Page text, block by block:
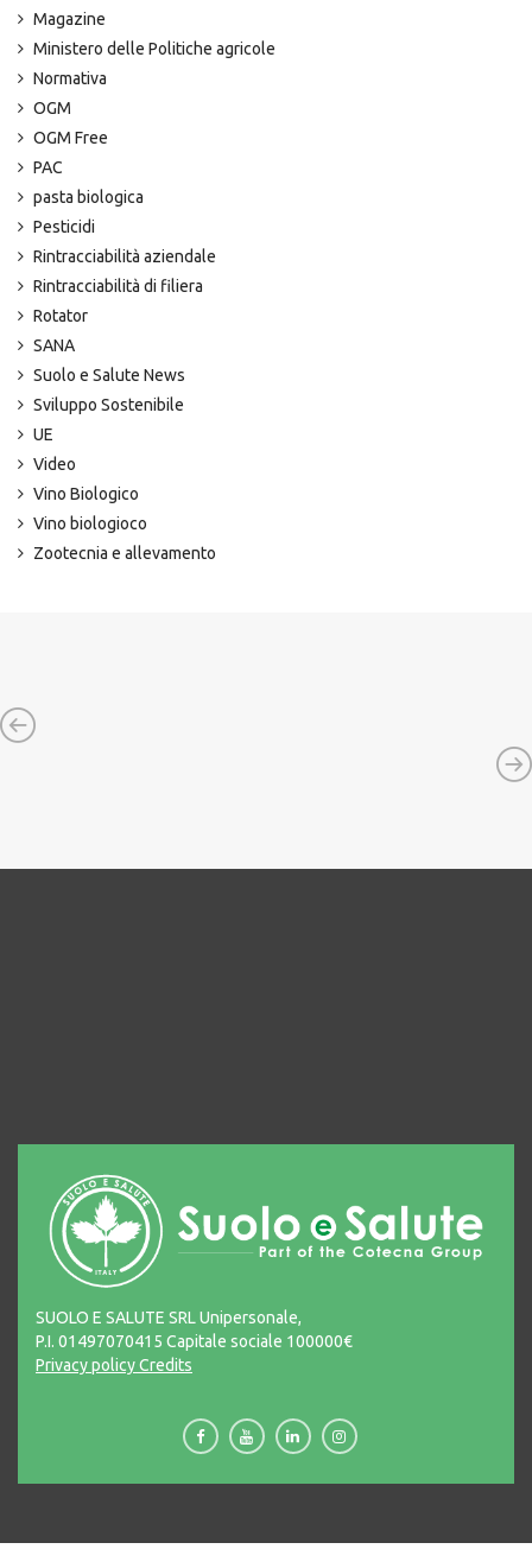
Magazine
Ministero delle Politiche agricole
Normativa
OGM
OGM Free
PAC
pasta biologica
Pesticidi
Rintracciabilità aziendale
Rintracciabilità di filiera
Rotator
SANA
Suolo e Salute News
Sviluppo Sostenibile
UE
Video
Vino Biologico
Vino biologioco
Zootecnia e allevamento
SUOLO E SALUTE SRL Unipersonale,
P.I. 01497070415 Capitale sociale 100000€
Privacy policyCredits